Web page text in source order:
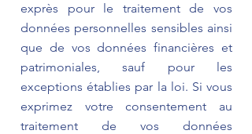
exprès pour le traitement de vos
données personnelles sensibles ainsi
que de vos données financières et
patrimoniales, sauf pour les
exceptions établies par la loi. Si vous
exprimez votre consentement au
traitement de vos données